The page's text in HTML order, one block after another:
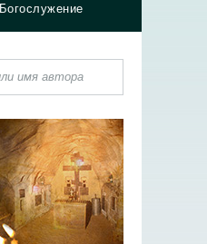
Богослужение